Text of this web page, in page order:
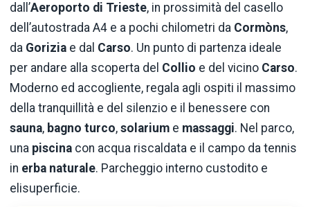
dall’Aeroporto di Trieste, in prossimità del casello
dell’autostrada A4 e a pochi chilometri da Cormòns,
da Gorizia e dal Carso. Un punto di partenza ideale
per andare alla scoperta del Collio e del vicino Carso.
Moderno ed accogliente, regala agli ospiti il massimo
della tranquillità e del silenzio e il benessere con
sauna, bagno turco, solarium e massaggi. Nel parco,
una piscina con acqua riscaldata e il campo da tennis
in erba naturale. Parcheggio interno custodito e
elisuperficie.